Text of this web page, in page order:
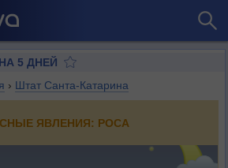
5 ДНЕЙ
› Штат Санта-Катарина
ЯВЛЕНИЯ: РОСА